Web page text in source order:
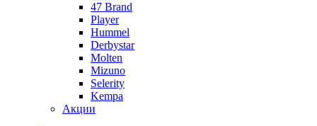
47 Brand
Player
Hummel
Derbystar
Molten
Mizuno
Selerity
Kempa
Акции